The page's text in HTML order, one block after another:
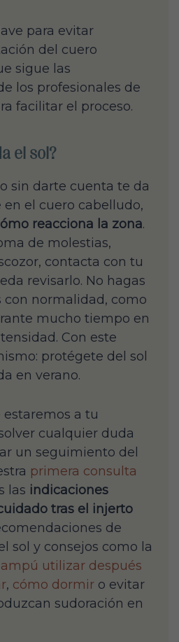
para evitar
del cuero
sigue las
los profesionales de
facilitar el proceso.
el sol?
sin darte cuenta te da
el cuero cabelludo,
reacciona la zona.
de molestias,
contacta con tu
revisarlo. No hagas
con normalidad, como
mucho tiempo en
Con este
protégete del sol
en verano.
a tu
cualquier duda
un seguimiento del
primera consulta
las indicaciones
tras el injerto
de
sol y consejos como la
utilizar después
, cómo dormir o evitar
sudoración en